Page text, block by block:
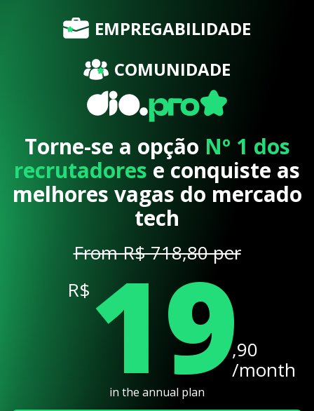
EMPREGABILIDADE
COMUNIDADE
Torne-se a opção Nº 1 dos
recrutadores e conquiste as
melhores vagas do mercado
tech
From R$ 718,80 per
R$ 19,90
/month
in the annual plan